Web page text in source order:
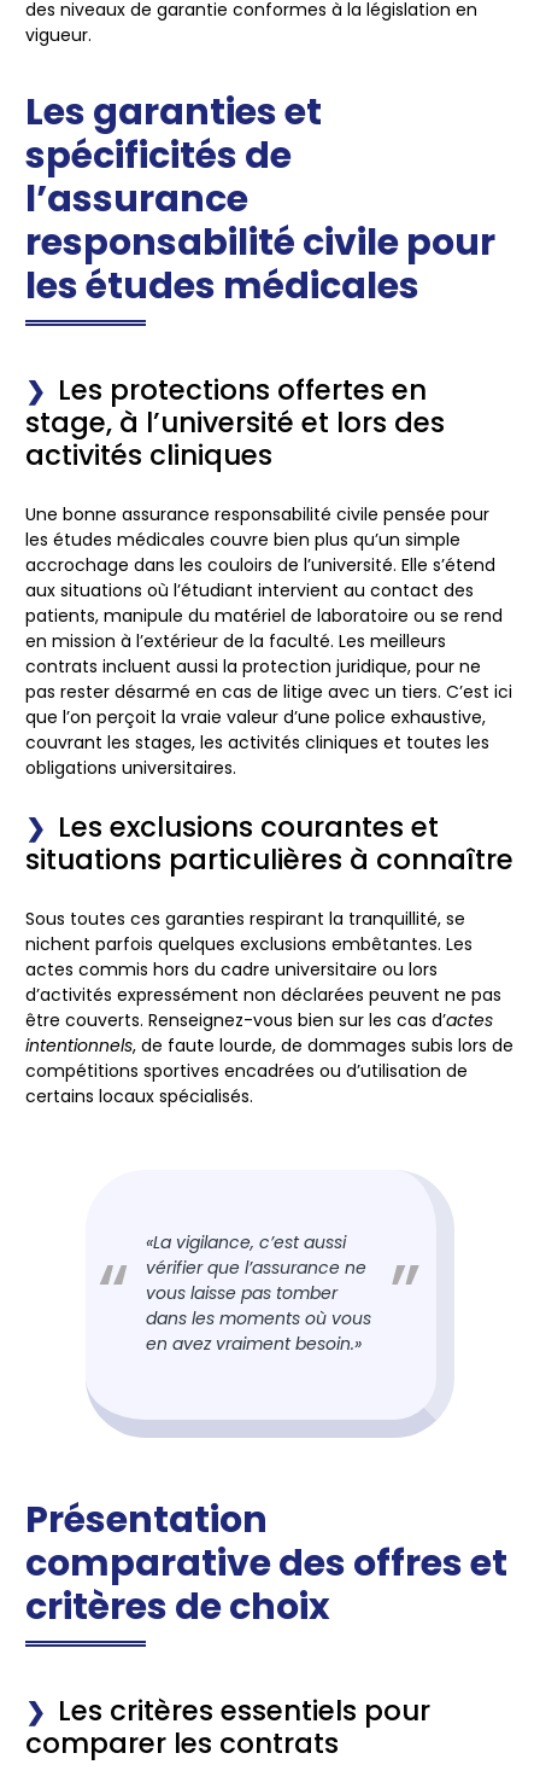
des niveaux de garantie conformes à la législation en
vigueur.
Les garanties et
spécificités de
l’assurance
responsabilité civile pour
les études médicales
Les protections offertes en
stage, à l’université et lors des
activités cliniques
Une bonne assurance responsabilité civile pensée pour
les études médicales couvre bien plus qu’un simple
accrochage dans les couloirs de l’université. Elle s’étend
aux situations où l’étudiant intervient au contact des
patients, manipule du matériel de laboratoire ou se rend
en mission à l’extérieur de la faculté. Les meilleurs
contrats incluent aussi la protection juridique, pour ne
pas rester désarmé en cas de litige avec un tiers. C’est ici
que l’on perçoit la vraie valeur d’une police exhaustive,
couvrant les stages, les activités cliniques et toutes les
obligations universitaires.
Les exclusions courantes et
situations particulières à connaître
Sous toutes ces garanties respirant la tranquillité, se
nichent parfois quelques exclusions embêtantes. Les
actes commis hors du cadre universitaire ou lors
d’activités expressément non déclarées peuvent ne pas
être couverts. Renseignez-vous bien sur les cas d’actes
intentionnels, de faute lourde, de dommages subis lors de
compétitions sportives encadrées ou d’utilisation de
certains locaux spécialisés.
«La vigilance, c’est aussi
vérifier que l’assurance ne
vous laisse pas tomber
dans les moments où vous
en avez vraiment besoin.»
Présentation
comparative des offres et
critères de choix
Les critères essentiels pour
comparer les contrats